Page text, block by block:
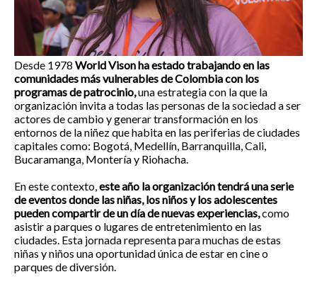
Desde 1978 World Vison ha estado trabajando en las
comunidades más vulnerables de Colombia con los
programas de patrocinio,una estrategia con la que la
organización invita a todas las personas de la sociedad a ser
actores de cambio y generar transformación en los
entornos de la niñez que habita en las periferias de ciudades
capitales como: Bogotá, Medellín, Barranquilla, Cali,
Bucaramanga, Montería y Riohacha.
En este contexto,este año la organización tendrá una serie
de eventos donde las niñas, los niños y los adolescentes
pueden compartir de un día de nuevas experiencias,como
asistir a parques o lugares de entretenimiento en las
ciudades. Esta jornada representa para muchas de estas
niñas y niños una oportunidad única de estar en cine o
parques de diversión.